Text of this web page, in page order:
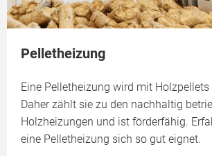
Pelletheizung
Eine Pelletheizung wird mit Holzpellets
Daher zählt sie zu den nachhaltig
Holzheizungen und ist förderfähig.
eine Pelletheizung sich so gut eignet.